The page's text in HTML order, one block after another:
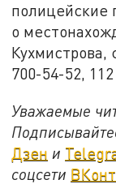
полицейские
о
700-54-52,
Уважаемые
Дзен и
соцсети